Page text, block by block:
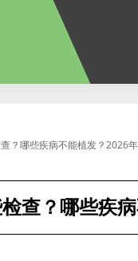
？哪些疾病不能植发？2026
查？哪些疾